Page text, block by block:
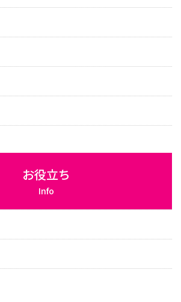
お役立ち
Info